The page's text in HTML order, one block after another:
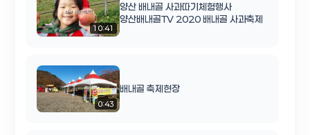
10:41
양산 배내골 사과따기체험행사
양산배내골TV 2020 배내골 사과축제
0:43
배내골 축제현장